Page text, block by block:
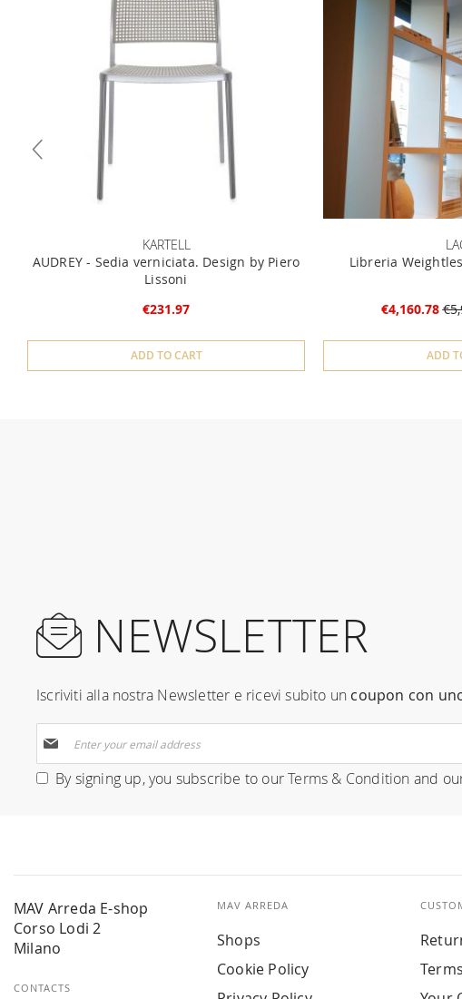
KARTELL
AUDREY - Sedia verniciata. Design by Piero
Lissoni
€231.97
ADD TO CART
Libreria
€4,160.78
ADD
NEWSLETTER
Iscriviti alla nostra Newsletter e ricevi subito un coupon con
Up
for By signing up, you subscribe to ourTerms & Condition and
MAV Arreda E-shop
Corso Lodi 2
Milano
CONTACTS
MAV ARREDA
Shops
Cookie Policy